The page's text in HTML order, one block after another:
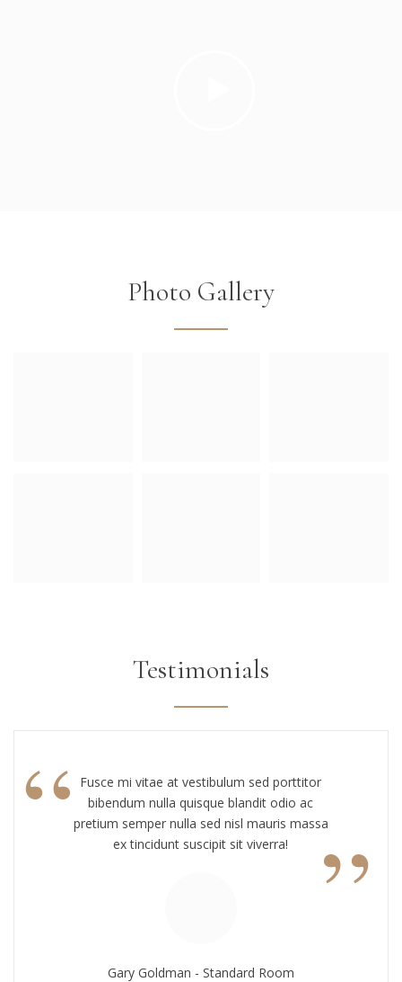
Photo Gallery
Testimonials
“
Fusce mi vitae at vestibulum sed porttitor
bibendum nulla quisque blandit odio ac
pretium semper nulla sed nisl mauris massa
ex tincidunt suscipit sit viverra!
”
Gary Goldman - Standard Room